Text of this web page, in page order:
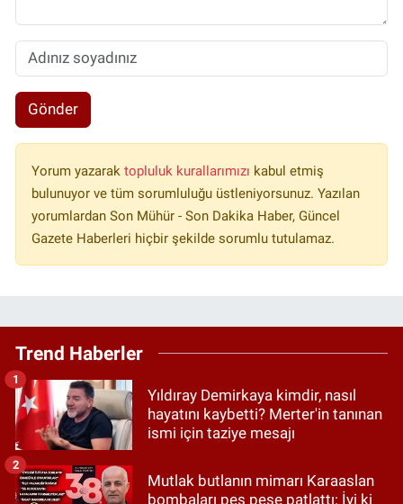
Gönder
Yorum yazarak topluluk kurallarımızı kabul etmiş
bulunuyor ve tüm sorumluluğu üstleniyorsunuz. Yazılan
yorumlardan Son Mühür - Son Dakika Haber, Güncel
Gazete Haberleri hiçbir şekilde sorumlu tutulamaz.
Trend Haberler
Yıldıray Demirkaya kimdir, nasıl
hayatını kaybetti? Merter'in tanınan
ismi için taziye mesajı
1
Mutlak butlanın mimarı Karaaslan
bombaları peş peşe patlattı: İyi ki
2